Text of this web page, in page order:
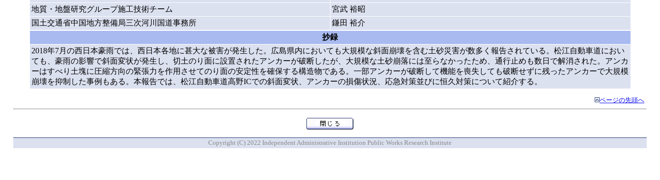
地質・地盤研究グループ施工技術チーム
宮武 裕昭
国土交通省中国地方整備局三次河川国道事務所
鎌田 裕介
抄録
2018年7月の西日本豪雨では、西日本各地に甚大な被害が発生した。広島県内においても大規模な斜面崩壊を含む土砂災害が数多く報告されている。松江自動車道におい
ても、豪雨の影響で斜面変状が発生し、切土のり面に設置されたアンカーが破断したが、大規模な土砂崩落には至らなかったため、通行止めも数日で解消された。アンカ
ーはすべり土塊に圧縮方向の緊張力を作用させてのり面の安定性を確保する構造物である。一部アンカーが破断して機能を喪失しても破断せずに残ったアンカーで大規模
崩壊を抑制した事例もある。本報告では、松江自動車道高野ICでの斜面変状、アンカーの損傷状況、応急対策並びに恒久対策について紹介する。
ページの先頭へ
Copyright (C) 2022 Independent Administrative Institution Public Works Research Institute